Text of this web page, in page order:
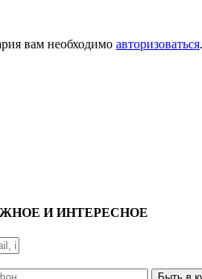
вам необходимо авторизоваться.
И ИНТЕРЕСНОЕ